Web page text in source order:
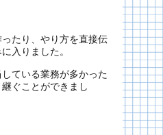
ったり、やり方を直接伝
入りました。
ている業務が多かった
ぐことができまし